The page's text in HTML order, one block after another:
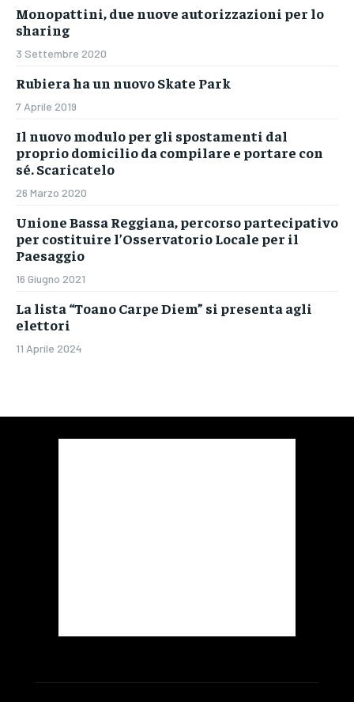
Monopattini, due nuove autorizzazioni per lo
sharing
3 Settembre 2020
Rubiera ha un nuovo Skate Park
7 Aprile 2019
Il nuovo modulo per gli spostamenti dal
proprio domicilio da compilare e portare con
sé. Scaricatelo
26 Marzo 2020
Unione Bassa Reggiana, percorso partecipativo
per costituire l’Osservatorio Locale per il
Paesaggio
16 Giugno 2021
La lista “Toano Carpe Diem” si presenta agli
elettori
11 Aprile 2024